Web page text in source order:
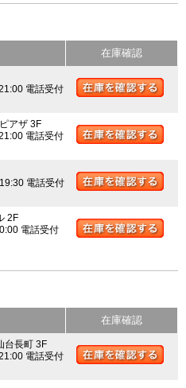
在庫確認
電話受付
アザ 3F
電話受付
電話受付
2F
電話受付
在庫確認
台長町 3F
電話受付